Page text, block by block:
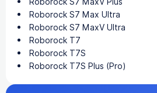
Roborock S7 Max Ultra
Roborock S7 MaxV Ultra
Roborock T7
Roborock T7S
Roborock T7S Plus (Pro)